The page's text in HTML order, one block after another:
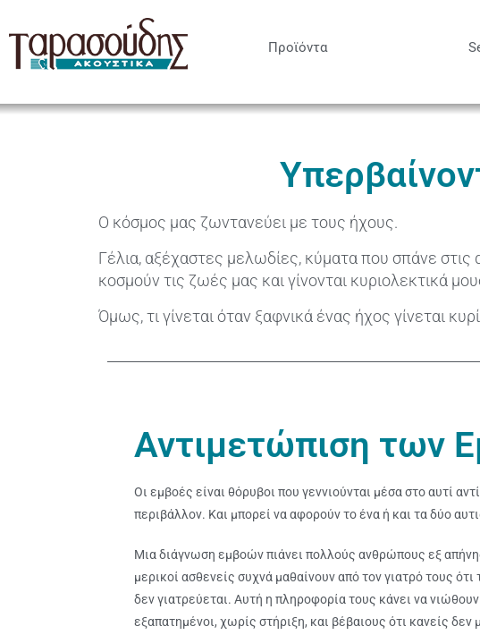
Προϊόντα
Ο κόσμος μας ζωντανεύει με τους ήχους.
Γέλια, αξέχαστες μελωδίες, κύματα που σπάνε στις
κοσμούν τις ζωές μας και γίνονται κυριολεκτικά
Όμως, τι γίνεται όταν ξαφνικά ένας ήχος γίνεται
Αντιμετώπιση των
Οι εμβοές είναι θόρυβοι που γεννιούνται μέσα στο αυτί
περιβάλλον. Και μπορεί να αφορούν το ένα ή και τα δύο
Μια διάγνωση εμβοών πιάνει πολλούς ανθρώπους εξ
μερικοί ασθενείς συχνά μαθαίνουν από τον γιατρό τους
δεν γιατρεύεται. Αυτή η πληροφορία τους κάνει να
εξαπατημένοι, χωρίς στήριξη, και βέβαιους ότι κανείς δεν